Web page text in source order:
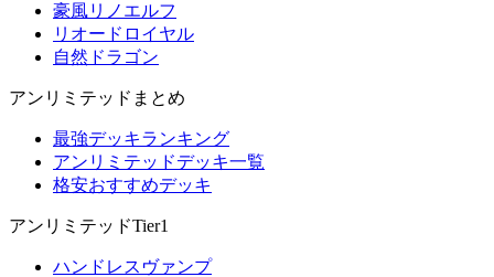
豪風リノエルフ
リオードロイヤル
自然ドラゴン
アンリミテッドまとめ
最強デッキランキング
アンリミテッドデッキ一覧
格安おすすめデッキ
アンリミテッドTier1
ハンドレスヴァンプ